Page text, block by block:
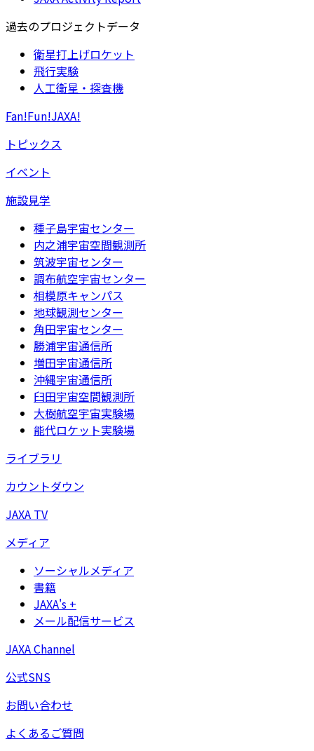
過去のプロジェクトデータ
衛星打上げロケット
飛行実験
人工衛星・探査機
Fan!Fun!JAXA!
トピックス
イベント
施設見学
種子島宇宙センター
内之浦宇宙空間観測所
筑波宇宙センター
調布航空宇宙センター
相模原キャンパス
地球観測センター
角田宇宙センター
勝浦宇宙通信所
増田宇宙通信所
沖縄宇宙通信所
臼田宇宙空間観測所
大樹航空宇宙実験場
能代ロケット実験場
ライブラリ
カウントダウン
JAXA TV
メディア
ソーシャルメディア
書籍
JAXA's +
メール配信サービス
JAXA Channel
公式SNS
お問い合わせ
よくあるご質問